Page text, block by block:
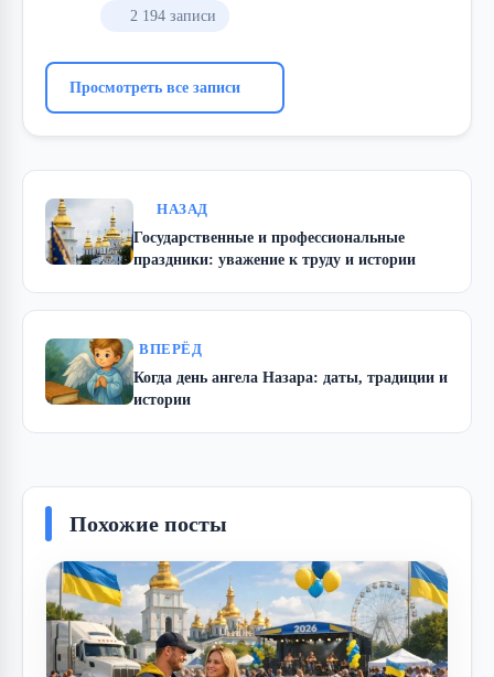
2 194 записи
Просмотреть все записи
НАЗАД
Государственные и профессиональные
праздники: уважение к труду и истории
ВПЕРЁД
Когда день ангела Назара: даты, традиции и
истории
Похожие посты